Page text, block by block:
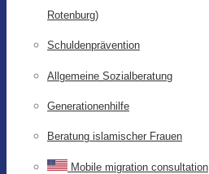
Rotenburg)
Schuldenprävention
Allgemeine Sozialberatung
Generationenhilfe
Beratung islamischer Frauen
Mobile migration consultation